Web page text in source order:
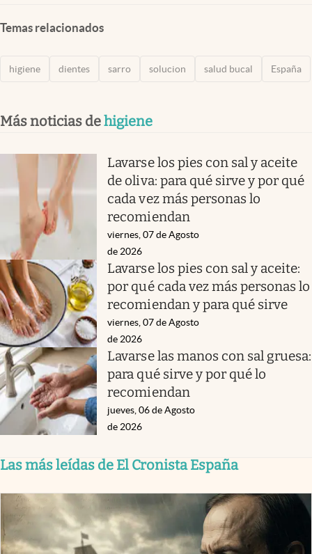
Temas relacionados
higiene dientes sarro solucion salud bucal España
Más noticias dehigiene
Lavarse los pies con sal y aceite
de oliva: para qué sirve y por qué
cada vez más personas lo
recomiendan
viernes, 07 de Agosto
de 2026
Lavarse los pies con sal y aceite:
por qué cada vez más personas lo
recomiendan y para qué sirve
viernes, 07 de Agosto
de 2026
Lavarse las manos con sal gruesa:
para qué sirve y por qué lo
recomiendan
jueves, 06 de Agosto
de 2026
Las más leídas de El Cronista España